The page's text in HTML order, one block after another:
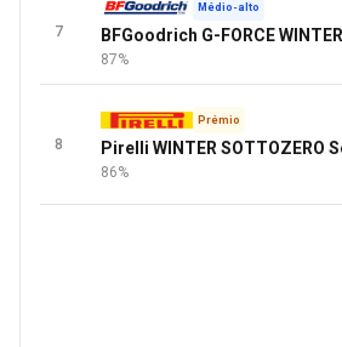
7
Médio-alto
BFGoodrich G-FORCE
87%
8
Prémio
Pirelli WINTER SOTTOZERO
86%